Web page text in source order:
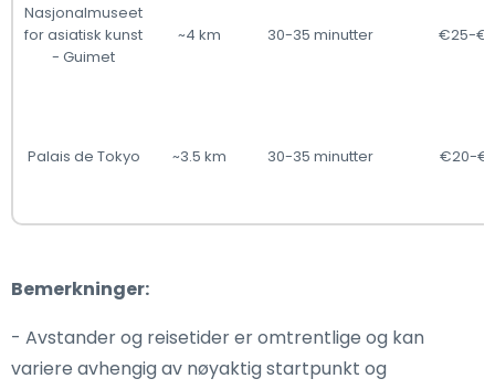
Nasjonalmuseet
for asiatisk kunst
- Guimet
~4 km 30-35 minutter €25-
Palais de Tokyo ~3.5 km 30-35 minutter €20-
Bemerkninger:
- Avstander og reisetider er omtrentlige og kan
variere avhengig av nøyaktig startpunkt og